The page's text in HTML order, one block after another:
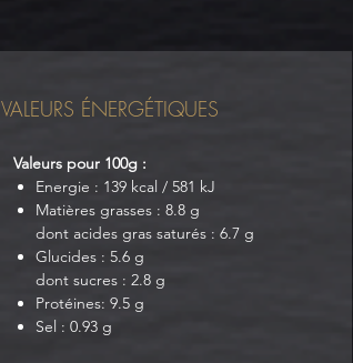
VALEURS ÉNERGÉTIQUES
Valeurs pour 100g :
Energie : 139 kcal / 581 kJ
Matières grasses : 8.8 g
dont acides gras saturés : 6.7 g
Glucides : 5.6 g
dont sucres : 2.8 g
Protéines: 9.5 g
Sel : 0.93 g